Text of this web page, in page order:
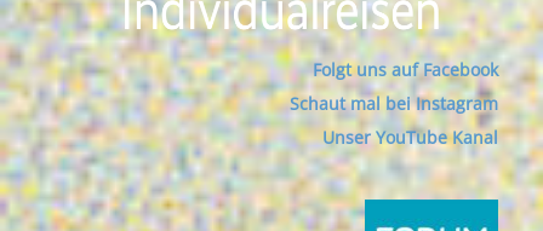
Folgt uns auf Facebook
Schaut mal bei Instagram
Unser YouTube Kanal